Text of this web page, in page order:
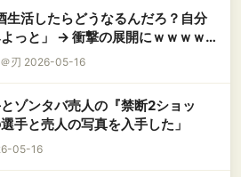
生活したらどうなるんだろ？自分
っと」 → 衝撃の展開にｗｗｗｗ
刃 2026-05-16
ゾンタバ売人の『禁断2ショッ
手と売人の写真を入手した」
05-16